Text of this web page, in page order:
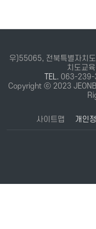
우)55065, 전북특별자치
치도교
TEL. 063-239-
Copyright ⓒ 2023
사이트맵 개인